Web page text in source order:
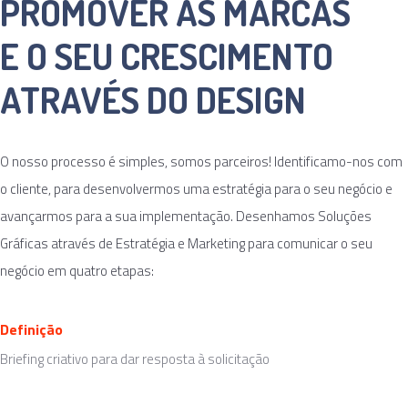
PROMOVER AS MARCAS
E O SEU CRESCIMENTO
ATRAVÉS DO DESIGN
O nosso processo é simples, somos parceiros! Identificamo-nos com
o cliente, para desenvolvermos uma estratégia para o seu negócio e
avançarmos para a sua implementação. Desenhamos Soluções
Gráficas através de Estratégia e Marketing para comunicar o seu
negócio em quatro etapas:
Definição
Briefing criativo para dar resposta à solicitação